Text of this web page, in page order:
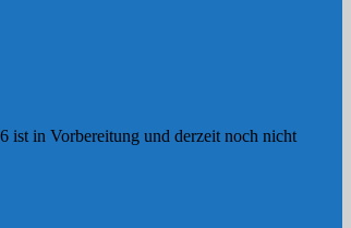
ist in Vorbereitung und derzeit noch nicht